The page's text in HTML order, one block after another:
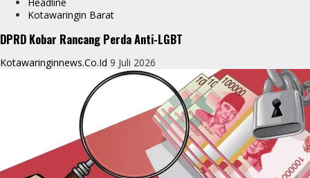
Kotawaringin Barat
DPRD Kobar Rancang Perda Anti-LGBT
Kotawaringinnews.co.id 9 Juli 2026